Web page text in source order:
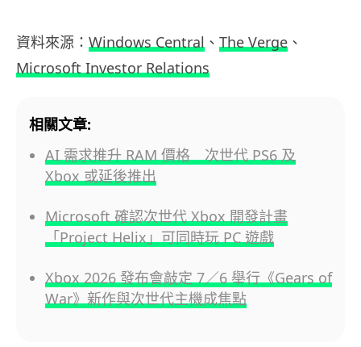
資料來源： Windows Central 、 The Verge 、
Microsoft Investor Relations
相關文章:
AI 需求推升 RAM 價格 次世代 PS6 及
Xbox 或延後推出
Microsoft 確認次世代 Xbox 開發計畫
「Project Helix」可同時玩 PC 遊戲
Xbox 2026 發布會敲定 7／6 舉行《Gears of
War》新作與次世代主機成焦點